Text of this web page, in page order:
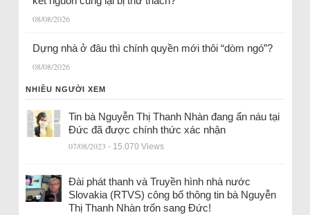
08/08/2026
Dựng nhà ở đâu thì chính quyền mới thôi “dòm ngó”?
08/08/2026
NHIỀU NGƯỜI XEM
Tin bà Nguyễn Thị Thanh Nhàn đang ẩn náu tại
Đức đã được chính thức xác nhận
07/08/2023 - 15.070 Views
Đài phát thanh và Truyền hình nhà nước
Slovakia (RTVS) công bố thông tin bà Nguyễn
Thị Thanh Nhàn trốn sang Đức!